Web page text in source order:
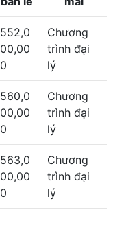
552,0
00,00
0
Chương
trình đại
lý
560,0
00,00
0
Chương
trình đại
lý
563,0
00,00
0
Chương
trình đại
lý